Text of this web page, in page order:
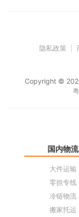
隐私政策
Copyright ©
国内物流
大件运输
零担专线
冷链物流
搬家托运